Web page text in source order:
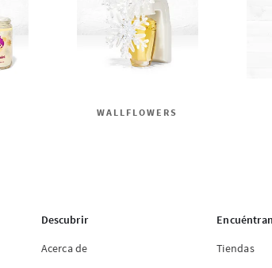
WALLFLOWERS
Descubrir
Acerca de
Tiendas